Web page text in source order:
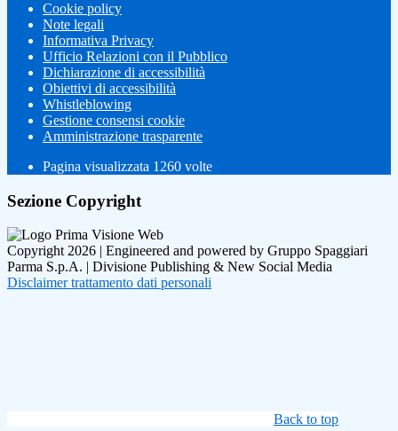
Cookie policy
Note legali
Informativa Privacy
Ufficio Relazioni con il Pubblico
Dichiarazione di accessibilità
Obiettivi di accessibilità
Whistleblowing
Gestione consensi cookie
Amministrazione trasparente
Pagina visualizzata 1260 volte
Sezione Copyright
Copyright 2026 | Engineered and powered by Gruppo Spaggiari
Parma S.p.A. | Divisione Publishing & New Social Media
Disclaimer trattamento dati personali
Back to top